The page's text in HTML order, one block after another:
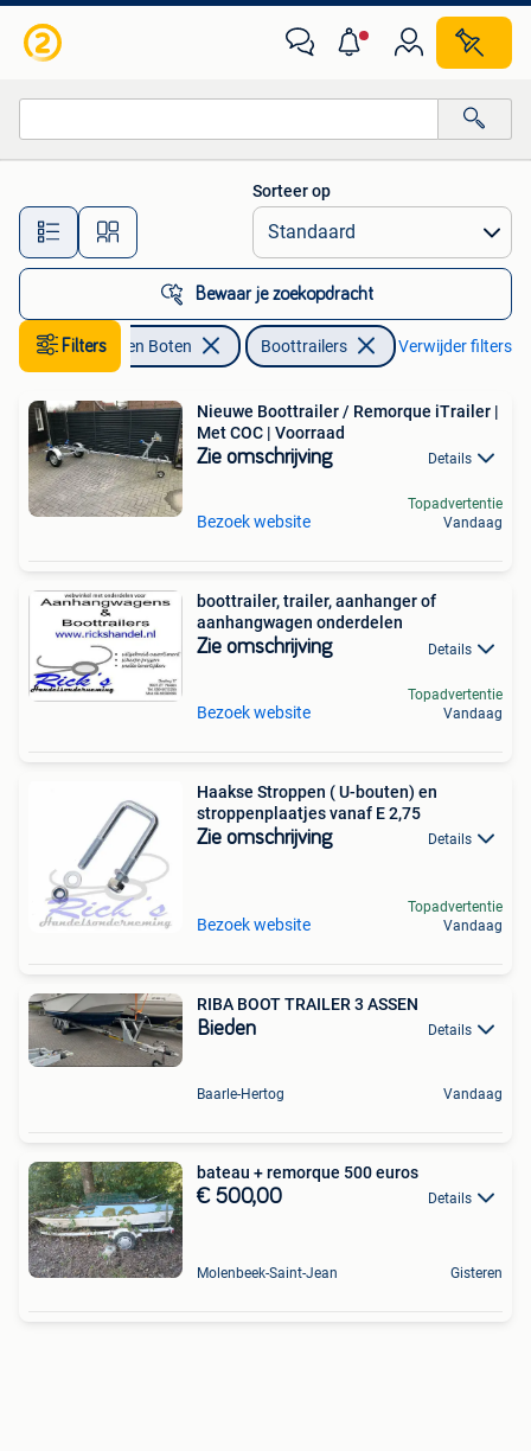
Alle afstanden…
Sorteer op
Bewaar je zoekopdracht
Filters
Watersport en Boten Boottrailers Verwijder filters
Nieuwe Boottrailer / Remorque iTrailer |
Met COC | Voorraad
Zie omschrijving Details
Bezoek website
Topadvertentie
Vandaag
boottrailer, trailer, aanhanger of
aanhangwagen onderdelen
Zie omschrijving Details
Bezoek website
Topadvertentie
Vandaag
Haakse Stroppen ( U-bouten) en
stroppenplaatjes vanaf E 2,75
Zie omschrijving Details
Bezoek website
Topadvertentie
Vandaag
RIBA BOOT TRAILER 3 ASSEN
Bieden Details
Baarle-Hertog Vandaag
bateau + remorque 500 euros
€ 500,00 Details
Molenbeek-Saint-Jean Gisteren